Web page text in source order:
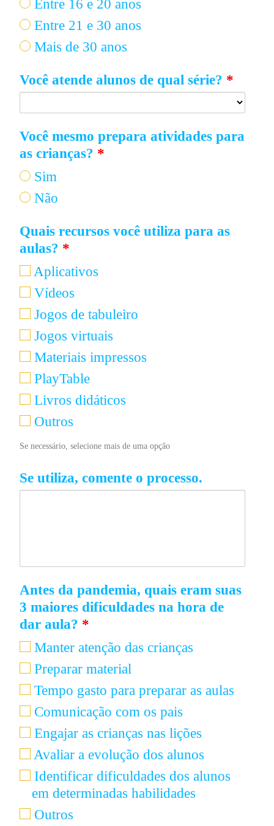
Entre 16 e 20 anos
Entre 21 e 30 anos
Mais de 30 anos
Você atende alunos de qual série? *
Você mesmo prepara atividades para
as crianças? *
Sim
Não
Quais recursos você utiliza para as
aulas? *
Aplicativos
Vídeos
Jogos de tabuleiro
Jogos virtuais
Materiais impressos
PlayTable
Livros didáticos
Outros
Se necessário, selecione mais de uma opção
Se utiliza, comente o processo.
Antes da pandemia, quais eram suas
3 maiores dificuldades na hora de
dar aula? *
Manter atenção das crianças
Preparar material
Tempo gasto para preparar as aulas
Comunicação com os pais
Engajar as crianças nas lições
Avaliar a evolução dos alunos
Identificar dificuldades dos alunos
em determinadas habilidades
Outros